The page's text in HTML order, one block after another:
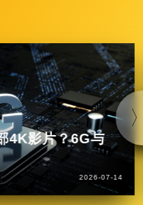
4K影片？6G与
2026-07-14